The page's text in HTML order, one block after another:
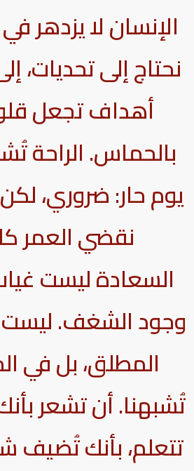
الإنسان لا يزدهر
نحتاج إلى تحديات،
أهداف تجعل
بالحماس. الراحة
يوم حار: ضروري،
نقضي العمر
السعادة ليست
وجود الشغف.
المطلق، بل في
تُشبهنا. أن تشعر
تتعلم، بأنك تُضيف